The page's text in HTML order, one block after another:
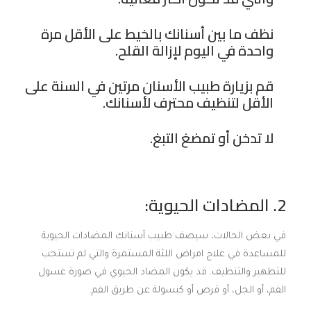
نظف ما بين أسنانك بالخيط على الأقل مرة
واحدة في اليوم لإزالة القلح.
قم بزيارة طبيب الأسنان مرتين في السنة على
الأقل لتنظيف محترف لأسنانك.
لا تدخن أو تمضغ التبغ.
2. المضادات الحيوية:
في بعض الحالات، سيصف طبيب أسنانك المضادات الحيوية
للمساعدة في علاج امراض اللثة المستمرة والتي لم تستجب
للتطهير والتنظيف. قد يكون المضاد الحيوي في صورة غسول
الفم، أو الجل، أو قرص أو كبسولة عن طريق الفم.